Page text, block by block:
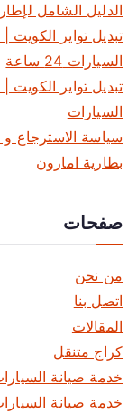
ا
ل
ك
و
ت
5
0
1
الدليل الشامل
تبديل تواير
السيارات 24 ساعة
تبديل تواير
السيارات
سياسة الاسترجاع و
بطارية امارون
صفحات
من نحن
اتصل بنا
المقالات
كراج متنقل
خدمة صيانة السيارات
خدمة صيانة السيارات